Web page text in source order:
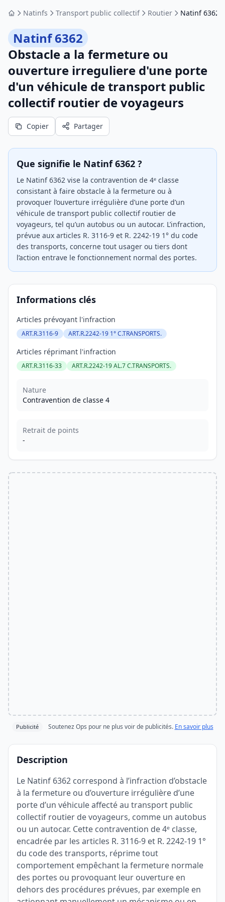
AccueilNatinfs Transport public collectif Routier Natinf 6362
Natinf 6362
Obstacle a la fermeture ou
ouverture irreguliere d'une porte
d'un véhicule de transport public
collectif routier de voyageurs
Copier Partager
Que signifie le Natinf 6362 ?
Le Natinf 6362 vise la contravention de 4ᵉ classe
consistant à faire obstacle à la fermeture ou à
provoquer l’ouverture irrégulière d’une porte d’un
véhicule de transport public collectif routier de
voyageurs, tel qu’un autobus ou un autocar. L’infraction,
prévue aux articles R. 3116-9 et R. 2242-19 1° du code
des transports, concerne tout usager ou tiers dont
l’action entrave le fonctionnement normal des portes.
Informations clés
Articles prévoyant l'infraction
ART.R.3116-9 ART.R.2242-19 1° C.TRANSPORTS.
Articles réprimant l'infraction
ART.R.3116-33 ART.R.2242-19 AL.7 C.TRANSPORTS.
Nature
Contravention de classe 4
Retrait de points
-
Publicité Soutenez Ops pour ne plus voir de publicités. En savoir plus
Description
Le Natinf 6362 correspond à l’infraction d’obstacle
à la fermeture ou d’ouverture irrégulière d’une
porte d’un véhicule affecté au transport public
collectif routier de voyageurs, comme un autobus
ou un autocar. Cette contravention de 4ᵉ classe,
encadrée par les articles R. 3116-9 et R. 2242-19 1°
du code des transports, réprime tout
comportement empêchant la fermeture normale
des portes ou provoquant leur ouverture en
dehors des procédures prévues, par exemple en